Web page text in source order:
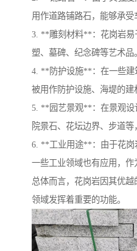
用作道路铺路石，能够承受
3. **雕刻材料**：花岗岩易
塑、墓碑、纪念碑等艺术品。
4. **防护设施**：在一些建
被用作防护设施、海堤的建
5. **园艺景观**：在景观设
院景石、花坛边界、步道等
6. **工业用途**：由于花岗
一些工业领域也有应用，作
总体而言，花岗岩因其优
领域发挥着重要的功能。